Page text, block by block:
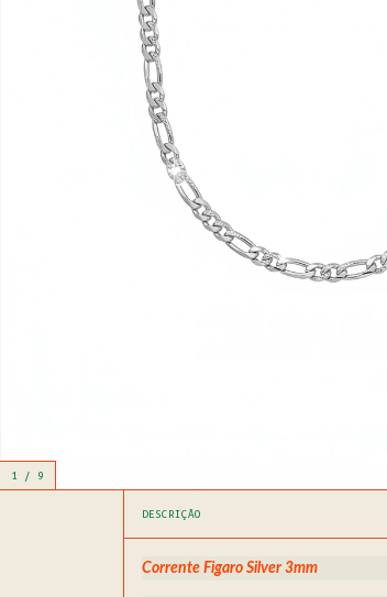
1 / 9
DESCRIÇÃO
Corrente Figaro Silver 3mm